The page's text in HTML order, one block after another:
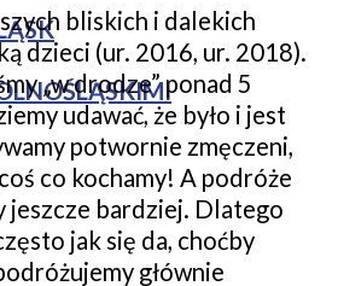
bliskich i dalekich
dzieci (ur. 2016, ur. 2018).
„w drodze” ponad 5
udawać, że było i jest
potwornie zmęczeni,
co kochamy! A podróże
jeszcze bardziej. Dlatego
jak się da, choćby
głównie